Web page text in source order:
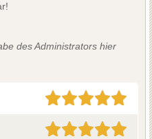
des Administrators hier